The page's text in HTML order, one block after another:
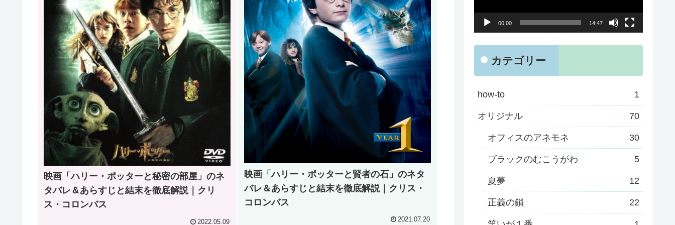
映画「ハリー・ポッターと秘密の部屋」のネ
タバレ＆あらすじと結末を徹底解説｜クリ
ス・コロンバス
2022.05.09
映画「ハリー・ポッターと賢者の石」のネタ
バレ＆あらすじと結末を徹底解説｜クリス・
コロンバス
2021.07.20
00:00 14:47
カテゴリー
how-to 1
オリジナル 70
オフィスのアネモネ 30
ブラックのむこうがわ 5
夏夢 12
正義の鎖 22